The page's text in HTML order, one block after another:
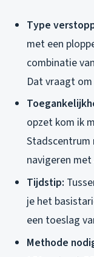
Type
met een
combinatie
Dat vraagt
opzet kom ik
Stadscentrum
navigeren
Tijdstip:
je het
een toeslag
Methode